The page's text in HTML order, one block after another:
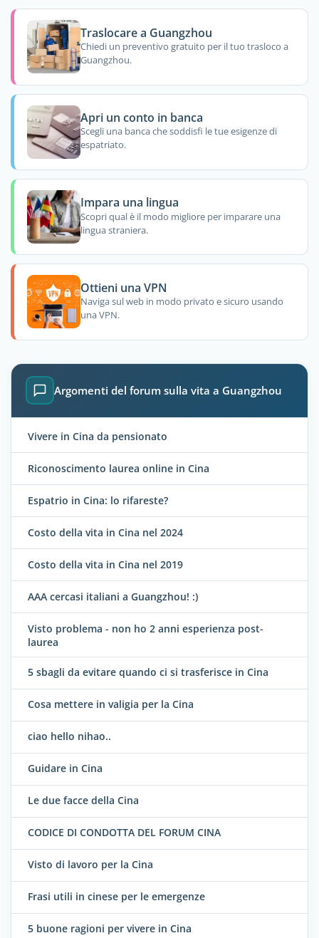
Traslocare a Guangzhou
Chiedi un preventivo gratuito per il tuo trasloco a
Guangzhou.
Apri un conto in banca
Scegli una banca che soddisfi le tue esigenze di
espatriato.
Impara una lingua
Scopri qual è il modo migliore per imparare una
lingua straniera.
Ottieni una VPN
Naviga sul web in modo privato e sicuro usando
una VPN.
Argomenti del forum sulla vita a Guangzhou
Vivere in Cina da pensionato
Riconoscimento laurea online in Cina
Espatrio in Cina: lo rifareste?
Costo della vita in Cina nel 2024
Costo della vita in Cina nel 2019
AAA cercasi italiani a Guangzhou! :)
Visto problema - non ho 2 anni esperienza post-
laurea
5 sbagli da evitare quando ci si trasferisce in Cina
Cosa mettere in valigia per la Cina
ciao hello nihao..
Guidare in Cina
Le due facce della Cina
CODICE DI CONDOTTA DEL FORUM CINA
Visto di lavoro per la Cina
Frasi utili in cinese per le emergenze
5 buone ragioni per vivere in Cina